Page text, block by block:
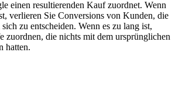
einen resultierenden Kauf zuordnet. Wenn
verlieren Sie Conversions von Kunden, die
zu entscheiden. Wenn es zu lang ist,
zuordnen, die nichts mit dem ursprünglichen
hatten.